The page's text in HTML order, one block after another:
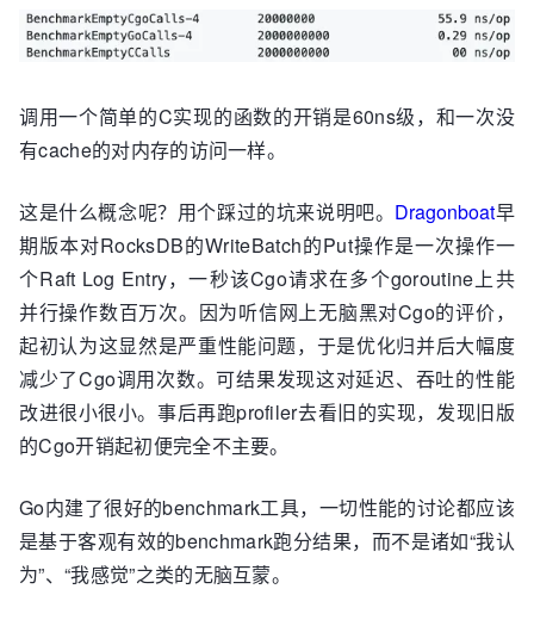
调用一个简单的C实现的函数的开销是60ns级，和一次没
有cache的对内存的访问一样。
这是什么概念呢？用个踩过的坑来说明吧。 Dragonboat早
期版本对RocksDB的WriteBatch的Put操作是一次操作一
个Raft Log Entry，一秒该Cgo请求在多个goroutine上共
并行操作数百万次。因为听信网上无脑黑对Cgo的评价，
起初认为这显然是严重性能问题，于是优化归并后大幅度
减少了Cgo调用次数。可结果发现这对延迟、吞吐的性能
改进很小很小。事后再跑profiler去看旧的实现，发现旧版
的Cgo开销起初便完全不主要。
Go内建了很好的benchmark工具，一切性能的讨论都应该
是基于客观有效的benchmark跑分结果，而不是诸如“我认
为”、“我感觉”之类的无脑互蒙。